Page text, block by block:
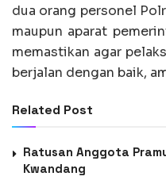
dua orang personel
maupun aparat
memastikan agar
berjalan dengan baik,
Related Post
Ratusan Anggota
Kwandang